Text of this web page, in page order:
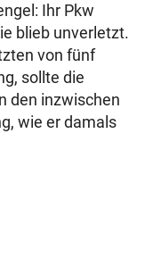
Ihr Pkw
blieb unverletzt.
von fünf
sollte die
den inzwischen
wie er damals